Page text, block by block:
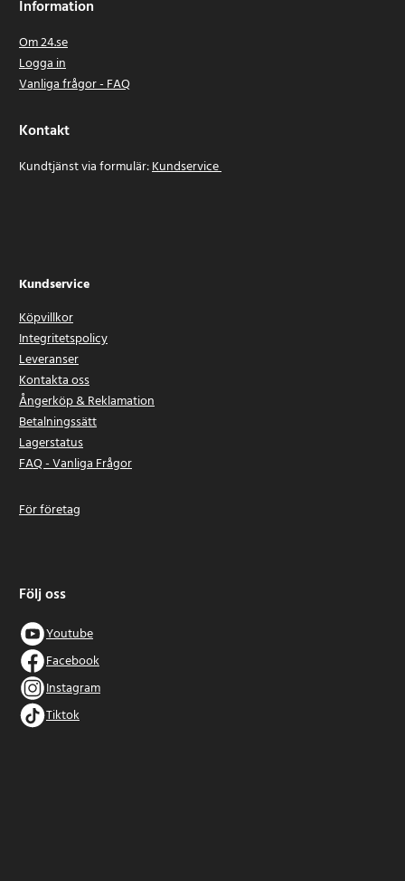
Information
Om 24.se
Logga in
Vanliga frågor - FAQ
Kontakt
Kundtjänst via formulär:Kundservice
Kundservice
Köpvillkor
Integritetspolicy
Leveranser
Kontakta oss
Ångerköp & Reklamation
Betalningssätt
Lagerstatus
FAQ - Vanliga Frågor
För företag
Följ oss
Youtube
Facebook
Instagram
Tiktok